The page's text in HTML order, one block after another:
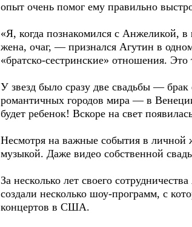
опыт очень помог ему правильно
«Я, когда познакомился с Анжеликой,
жена, очаг, — признался Агутин в
«братско-сестринские» отношения. Это
У звезд было сразу две свадьбы —
романтичных городов мира — в
будет ребенок! Вскоре на свет
Несмотря на важные события в личной
музыкой. Даже видео собственной
За несколько лет своего
создали несколько шоу-программ, с
концертов в США.